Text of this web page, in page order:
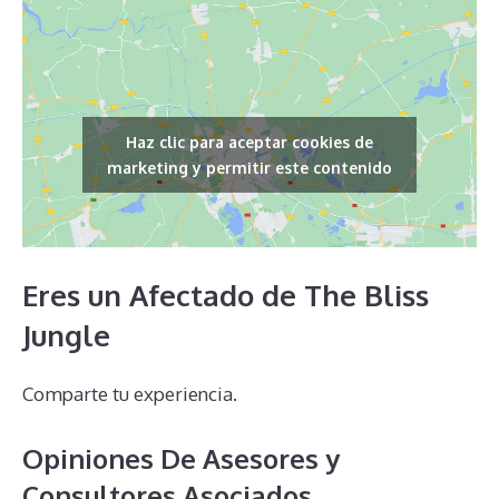
Haz clic para aceptar cookies de
marketing y permitir este contenido
Eres un Afectado de The Bliss
Jungle
Comparte tu experiencia.
Opiniones De Asesores y